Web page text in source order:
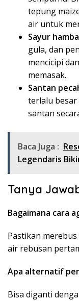
tepung
air untuk
Sayur
gula, dan
mencicipi
memasak.
Santan
terlalu besar
santan
Baca Juga :
Legendaris
Tanya
Bagaimana cara
Pastikan
air rebusan
Apa alternatif
Bisa diganti